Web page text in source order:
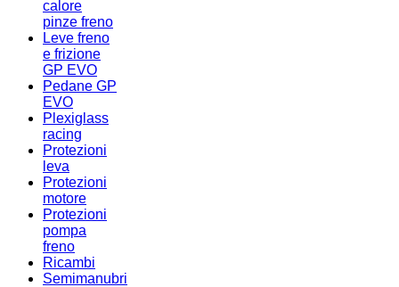
calore
pinze freno
Leve freno
e frizione
GP EVO
Pedane GP
EVO
Plexiglass
racing
Protezioni
leva
Protezioni
motore
Protezioni
pompa
freno
Ricambi
Semimanubri